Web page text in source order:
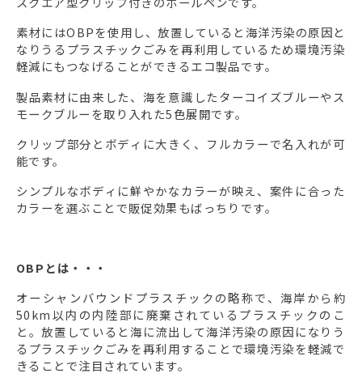
素材にはOBPを使用し、放置していると海洋汚染の原因と
なりうるプラスチックごみを再利用しているため環境汚染
軽減にもつなげることができるエコ製品です。
製品素材に由来した、海を意識したターコイズブルーやス
モークブルーを取り入れた5色展開です。
クリップ部分とボディに大きく、フルカラーで名入れが可
能です。
シンプルなボディに鮮やかなカラーが映え、案件に合った
カラーを選ぶことで販促効果もばっちりです。
OBPとは・・・
オーシャンバウンドプラスチックの略称で、海岸から約
50km以内の内陸部に廃棄されているプラスチックのこ
と。放置していると海に流出して海洋汚染の原因になりう
るプラスチックごみを再利用することで環境汚染を軽減で
きることで注目されています。